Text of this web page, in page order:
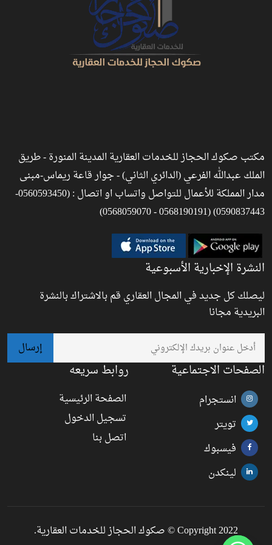
مكتب صكوك الحجاز للخدمات العقارية المدينة المنورة - طريق
الملك عبدالله الفرعي (الدائري الثاني) - جوار قاعة ريماس-مبنى
مدار المملكة للأعمال للتواصل واتساب او اتصال : (0560593450-
0590837443) (0568190191 - 0568059070)
النشرة الإخبارية الأسبوعية
ليصلك كل جديد في المجال العقاري قم بالاشتراك بالنشرة
البريدية مجانا
الصفحات الاجتماعية
انستجرام
تويتر
فيسبوك
لينكدن
روابط سريعه
الصفحة الرئيسية
تسجيل الدخول
اتصل بنا
Copyright 2022 © صكوك الحجاز للخدمات العقارية.